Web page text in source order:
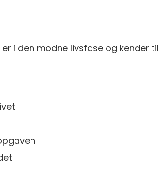
i den modne livsfase og kender til